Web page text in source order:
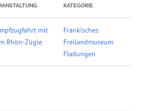
KATEGORIE
mit
Rhön-Zügle
Fränkisches
Freilandmuseum
Fladungen